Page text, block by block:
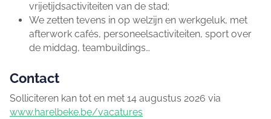
vrijetijdsactiviteiten van de stad;
We zetten tevens in op welzijn en werkgeluk, met
afterwork cafés, personeelsactiviteiten, sport over
de middag, teambuildings…
Contact
Solliciteren kan tot en met 14 augustus 2026 via
www.harelbeke.be/vacatures